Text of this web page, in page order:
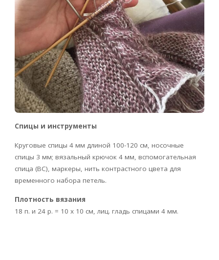
Спицы и инструменты
Круговые спицы 4 мм длиной 100-120 см, носочные
спицы 3 мм; вязальный крючок 4 мм, вспомогательная
спица (ВС), маркеры, нить контрастного цвета для
временного набора петель.
Плотность вязания
18 п. и 24 р. = 10 х 10 см, лиц. гладь спицами 4 мм.